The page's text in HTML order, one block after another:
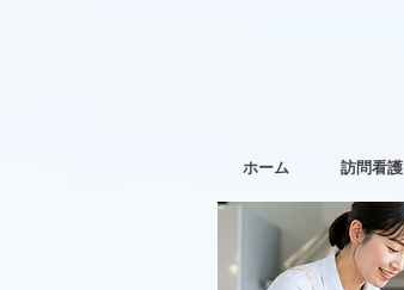
ホーム 訪問看護